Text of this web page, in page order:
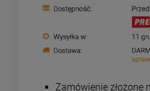
Zamówienie złożone